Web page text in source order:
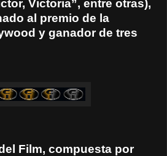
Victoria”, entre otras),
al premio de la
y ganador de tres
Film, compuesta por